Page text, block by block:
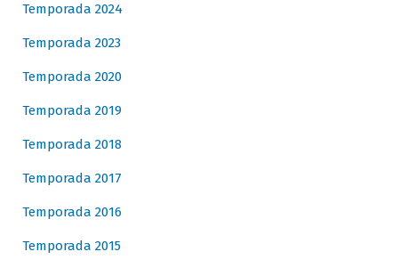
Temporada 2024
Temporada 2023
Temporada 2020
Temporada 2019
Temporada 2018
Temporada 2017
Temporada 2016
Temporada 2015